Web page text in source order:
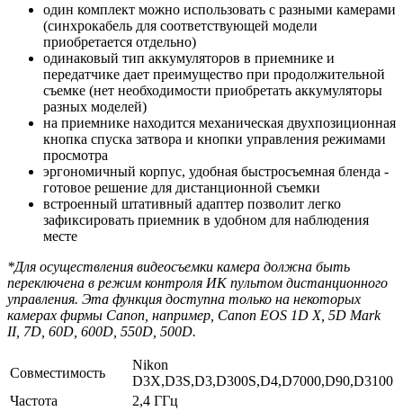
один комплект можно использовать с разными камерами
(синхрокабель для соответствующей модели
приобретается отдельно)
одинаковый тип аккумуляторов в приемнике и
передатчике дает преимущество при продолжительной
съемке (нет необходимости приобретать аккумуляторы
разных моделей)
на приемнике находится механическая двухпозиционная
кнопка спуска затвора и кнопки управления режимами
просмотра
эргономичный корпус, удобная быстросъемная бленда -
готовое решение для дистанционной съемки
встроенный штативный адаптер позволит легко
зафиксировать приемник в удобном для наблюдения
месте
*Для осуществления видеосъемки камера должна быть
переключена в режим контроля ИК пультом дистанционного
управления. Эта функция доступна только на некоторых
камерах фирмы Canon, например, Canon EOS 1D X, 5D Mark
II, 7D, 60D, 600D, 550D, 500D.
Совместимость
Nikon
D3X,D3S,D3,D300S,D4,D7000,D90,D3100
Частота
2,4 ГГц